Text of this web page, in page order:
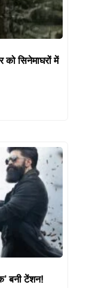
को सिनेमाघरों में
बनी टेंशन!